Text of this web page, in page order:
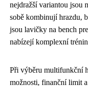
nejdražší variantou jsou
sobě kombinují hrazdu,
jsou lavičky na bench
nabízejí komplexní
Při výběru multifunkční
možnosti, finanční limit